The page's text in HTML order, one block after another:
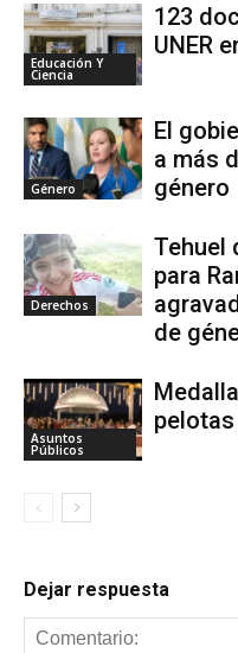
Educación Y
Ciencia
123
UNER
Género
El
a más
género
Derechos
Tehuel
para
de
Asuntos
Públicos
pelotas
Dejar respuesta